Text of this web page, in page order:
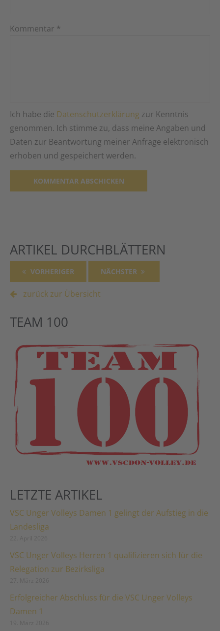
Kommentar *
Ich habe die Datenschutzerklärung zur Kenntnis
genommen. Ich stimme zu, dass meine Angaben und
Daten zur Beantwortung meiner Anfrage elektronisch
erhoben und gespeichert werden.
ARTIKEL DURCHBLÄTTERN
VORHERIGER NÄCHSTER
zurück zur Übersicht
TEAM 100
LETZTE ARTIKEL
VSC Unger Volleys Damen 1 gelingt der Aufstieg in die
Landesliga
VSC Unger Volleys Herren 1 qualifizieren sich für die
Relegation zur Bezirksliga
Erfolgreicher Abschluss für die VSC Unger Volleys
Damen 1